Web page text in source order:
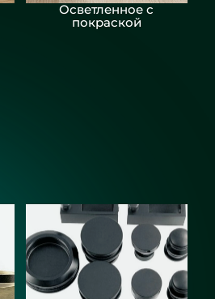
Осветленное с
покраской